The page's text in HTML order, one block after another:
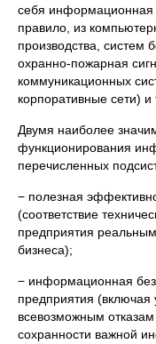
себя информационная
правило, из
производства, систем
охранно-пожарная
коммуникационных
корпоративные сети) и
Двумя наиболее
функционирования
перечисленных
− полезная
(соответствие
предприятия
бизнеса);
− информационная
предприятия (включая
всевозможным
сохранности важной